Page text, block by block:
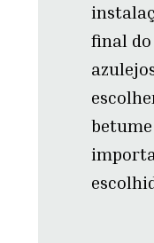
final do